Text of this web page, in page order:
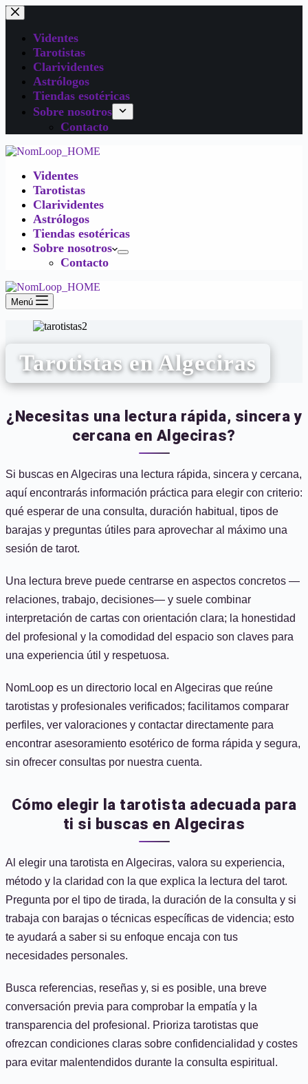
Videntes
Tarotistas
Clarividentes
Astrólogos
Tiendas esotéricas
Sobre nosotros
Contacto
Videntes
Tarotistas
Clarividentes
Astrólogos
Tiendas esotéricas
Sobre nosotros
Contacto
Menú
Tarotistas en Algeciras
¿Necesitas una lectura rápida, sincera y
cercana en Algeciras?
Si buscas en Algeciras una lectura rápida, sincera y cercana,
aquí encontrarás información práctica para elegir con criterio:
qué esperar de una consulta, duración habitual, tipos de
barajas y preguntas útiles para aprovechar al máximo una
sesión de tarot.
Una lectura breve puede centrarse en aspectos concretos —
relaciones, trabajo, decisiones— y suele combinar
interpretación de cartas con orientación clara; la honestidad
del profesional y la comodidad del espacio son claves para
una experiencia útil y respetuosa.
NomLoop es un directorio local en Algeciras que reúne
tarotistas y profesionales verificados; facilitamos comparar
perfiles, ver valoraciones y contactar directamente para
encontrar asesoramiento esotérico de forma rápida y segura,
sin ofrecer consultas por nuestra cuenta.
Cómo elegir la tarotista adecuada para
ti si buscas en Algeciras
Al elegir una tarotista en Algeciras, valora su experiencia,
método y la claridad con la que explica la lectura del tarot.
Pregunta por el tipo de tirada, la duración de la consulta y si
trabaja con barajas o técnicas específicas de videncia; esto
te ayudará a saber si su enfoque encaja con tus
necesidades personales.
Busca referencias, reseñas y, si es posible, una breve
conversación previa para comprobar la empatía y la
transparencia del profesional. Prioriza tarotistas que
ofrezcan condiciones claras sobre confidencialidad y costes
para evitar malentendidos durante la consulta espiritual.